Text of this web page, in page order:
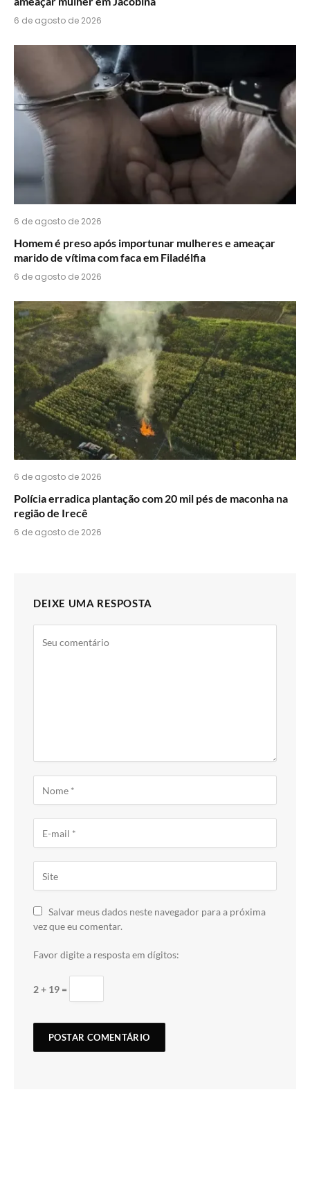
6 de agosto de 2026
6 de agosto de 2026
Homem é preso após importunar mulheres e ameaçar
marido de vítima com faca em Filadélfia
6 de agosto de 2026
6 de agosto de 2026
Polícia erradica plantação com 20 mil pés de maconha na
região de Irecê
6 de agosto de 2026
DEIXE UMA RESPOSTA
Salvar meus dados neste navegador para a próxima
vez que eu comentar.
Favor digite a resposta em dígitos:
2 + 19 =